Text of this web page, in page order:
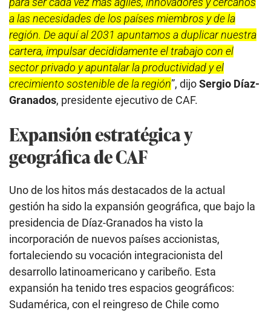
a las necesidades de los países miembros y de la
región. De aquí al 2031 apuntamos a duplicar nuestra
cartera, impulsar decididamente el trabajo con el
sector privado y apuntalar la productividad y el
crecimiento sostenible de la región”, dijoSergio Díaz-
Granados, presidente ejecutivo de CAF.
Expansión estratégica y
geográfica de CAF
Uno de los hitos más destacados de la actual
gestión ha sido la expansión geográfica, que bajo la
presidencia de Díaz-Granados ha visto la
incorporación de nuevos países accionistas,
fortaleciendo su vocación integracionista del
desarrollo latinoamericano y caribeño. Esta
expansión ha tenido tres espacios geográficos:
Sudamérica, con el reingreso de Chile como